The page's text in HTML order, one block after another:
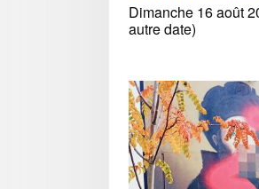
Dimanche 16 août
autre date)